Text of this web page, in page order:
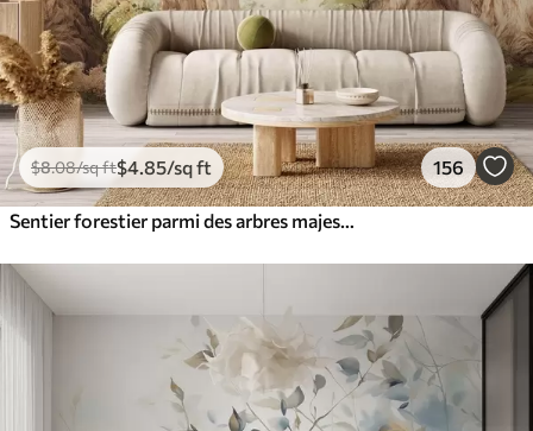
$8.08/sq ft$4 .85/sq ft 156